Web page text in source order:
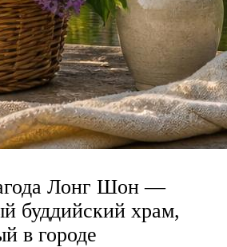
Лонг Шон —
буддийский храм,
в городе